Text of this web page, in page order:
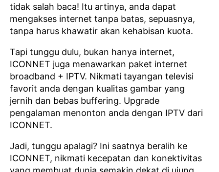
tidak salah baca! Itu artinya, anda dapat
mengakses internet tanpa batas, sepuasnya,
tanpa harus khawatir akan kehabisan kuota.
Tapi tunggu dulu, bukan hanya internet,
ICONNET juga menawarkan paket internet
broadband + IPTV. Nikmati tayangan televisi
favorit anda dengan kualitas gambar yang
jernih dan bebas buffering. Upgrade
pengalaman menonton anda dengan IPTV dari
ICONNET.
Jadi, tunggu apalagi? Ini saatnya beralih ke
ICONNET, nikmati kecepatan dan konektivitas